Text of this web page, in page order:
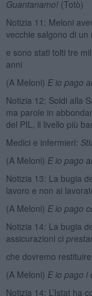
Guantanamo! (Totò)
Notizia 11: Meloni
vecchie salgono di un
e sono stati tolti tre
anni
(A Meloni) E io pago
Notizia 12: Soldi alla
ma parole in
del PIL, il livello più
Medici e infermieri:
(A Meloni) E io pago
Notizia 13: La bugia
lavoro e non ai
(A Meloni) E io pago
Notizia 14: La bugia
assicurazioni ci
che dovremo
(A Meloni) E io pago i
Notizia 14: L’Istat ha